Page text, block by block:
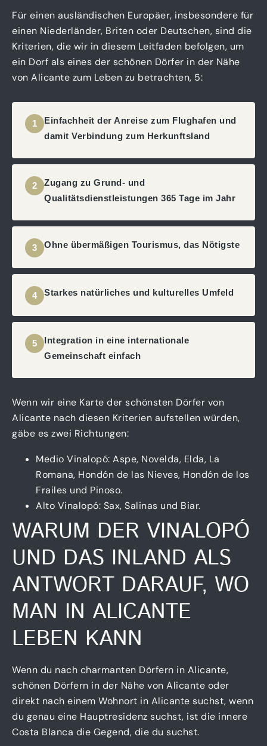
Für einen ausländischen Europäer, insbesondere für
einen Niederländer, Briten oder Deutschen, sind die
Kriterien, die wir in diesem Leitfaden befolgen, um
ein Dorf als eines der schönen Dörfer in der Nähe
von Alicante zum Leben zu betrachten, 5:
1
Einfachheit der Anreise zum Flughafen und
damit Verbindung zum Herkunftsland
2
Zugang zu Grund- und
Qualitätsdienstleistungen 365 Tage im Jahr
3 Ohne übermäßigen Tourismus, das Nötigste
4 Starkes natürliches und kulturelles Umfeld
5
Integration in eine internationale
Gemeinschaft einfach
Wenn wir eine Karte der schönsten Dörfer von
Alicante nach diesen Kriterien aufstellen würden,
gäbe es zwei Richtungen:
Medio Vinalopó: Aspe, Novelda, Elda, La
Romana, Hondón de las Nieves, Hondón de los
Frailes und Pinoso.
Alto Vinalopó: Sax, Salinas und Biar.
WARUM DER VINALOPÓ
UND DAS INLAND ALS
ANTWORT DARAUF, WO
MAN IN ALICANTE
LEBEN KANN
Wenn du nach charmanten Dörfern in Alicante,
schönen Dörfern in der Nähe von Alicante oder
direkt nach einem Wohnort in Alicante suchst, wenn
du genau eine Hauptresidenz suchst, ist die innere
Costa Blanca die Gegend, die du suchst.